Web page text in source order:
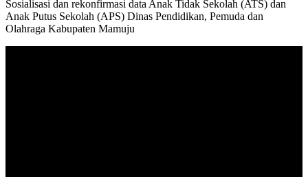
Sosialisasi dan rekonfirmasi data Anak Tidak Sekolah (ATS) dan
Anak Putus Sekolah (APS) Dinas Pendidikan, Pemuda dan
Olahraga Kabupaten Mamuju